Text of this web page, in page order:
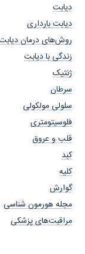
دیابت
دیابت بارداری
روش‌های درمان
زندگی با دیابت
ژنتیک
سرطان
سلولی مولکولی
فلوسیتومتری
قلب و عروق
کبد
کلیه
گوارش
مجله هورمون شناسی
مراقبت‌های پزشکی